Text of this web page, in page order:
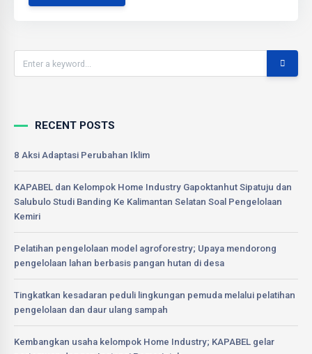
RECENT POSTS
8 Aksi Adaptasi Perubahan Iklim
KAPABEL dan Kelompok Home Industry Gapoktanhut Sipatuju dan
Salubulo Studi Banding Ke Kalimantan Selatan Soal Pengelolaan
Kemiri
Pelatihan pengelolaan model agroforestry; Upaya mendorong
pengelolaan lahan berbasis pangan hutan di desa
Tingkatkan kesadaran peduli lingkungan pemuda melalui pelatihan
pengelolaan dan daur ulang sampah
Kembangkan usaha kelompok Home Industry; KAPABEL gelar